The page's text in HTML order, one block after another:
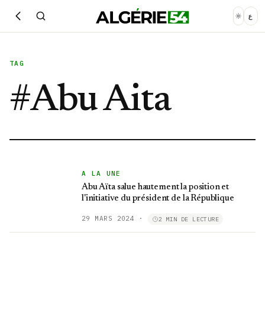
ع
TAG
#Abu Aita
A LA UNE
Abu Aïta salue hautement la position et
l'initiative du président de la République
29 MARS 2024 · 2 MIN DE LECTURE